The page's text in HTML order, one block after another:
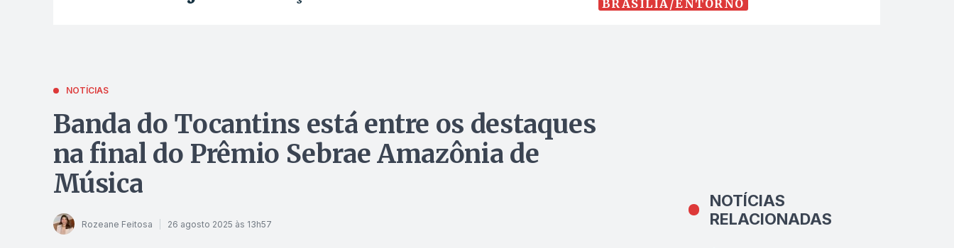
BRASÍLIA/ENTORNO
NOTÍCIAS
Banda do Tocantins está entre os destaques
na final do Prêmio Sebrae Amazônia de
Música
Rozeane Feitosa 26 agosto 2025 às 13h57
NOTÍCIAS
RELACIONADAS